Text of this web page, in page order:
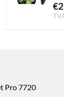
HP 953 XL €
Pro 7720